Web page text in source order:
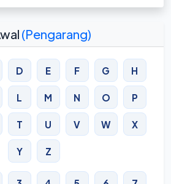
(Pengarang)
D E F G H
L M N O P
T U V W X
Y Z